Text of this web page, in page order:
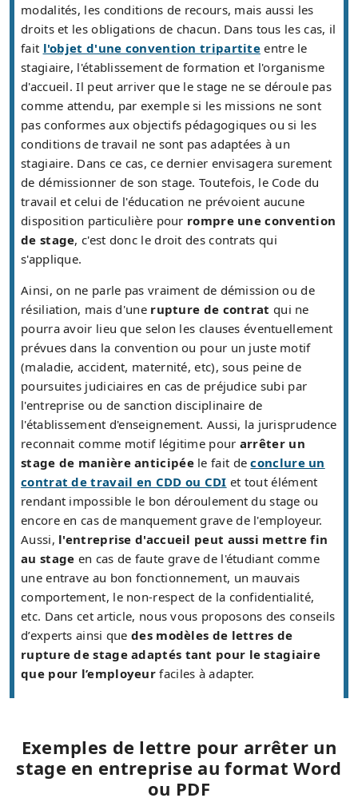
modalités, les conditions de recours, mais aussi les
droits et les obligations de chacun. Dans tous les cas, il
fait l'objet d'une convention tripartite entre le
stagiaire, l'établissement de formation et l'organisme
d'accueil. Il peut arriver que le stage ne se déroule pas
comme attendu, par exemple si les missions ne sont
pas conformes aux objectifs pédagogiques ou si les
conditions de travail ne sont pas adaptées à un
stagiaire. Dans ce cas, ce dernier envisagera surement
de démissionner de son stage. Toutefois, le Code du
travail et celui de l'éducation ne prévoient aucune
disposition particulière pour rompre une convention
de stage, c'est donc le droit des contrats qui
s'applique.
Ainsi, on ne parle pas vraiment de démission ou de
résiliation, mais d'une rupture de contrat qui ne
pourra avoir lieu que selon les clauses éventuellement
prévues dans la convention ou pour un juste motif
(maladie, accident, maternité, etc), sous peine de
poursuites judiciaires en cas de préjudice subi par
l'entreprise ou de sanction disciplinaire de
l'établissement d'enseignement. Aussi, la jurisprudence
reconnait comme motif légitime pour arrêter un
stage de manière anticipéele fait deconclure un
contrat de travail en CDD ou CDI et tout élément
rendant impossible le bon déroulement du stage ou
encore en cas de manquement grave de l'employeur.
Aussi, l'entreprise d'accueil peut aussi mettre fin
au stage en cas de faute grave de l'étudiant comme
une entrave au bon fonctionnement, un mauvais
comportement, le non-respect de la confidentialité,
etc. Dans cet article, nous vous proposons des conseils
d’experts ainsi quedes modèles de lettres de
rupture de stage adaptés tant pour le stagiaire
que pour l’employeur faciles à adapter.
Exemples de lettre pour arrêter un
stage en entreprise au format Word
ou PDF